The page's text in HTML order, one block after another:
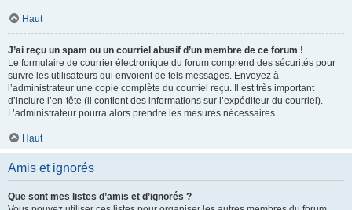
Haut
J’ai reçu un spam ou un courriel abusif d’un membre de ce forum !
Le formulaire de courrier électronique du forum comprend des sécurités pour
suivre les utilisateurs qui envoient de tels messages. Envoyez à
l’administrateur une copie complète du courriel reçu. Il est très important
d’inclure l’en-tête (il contient des informations sur l’expéditeur du courriel).
L’administrateur pourra alors prendre les mesures nécessaires.
Haut
Amis et ignorés
Que sont mes listes d’amis et d’ignorés ?